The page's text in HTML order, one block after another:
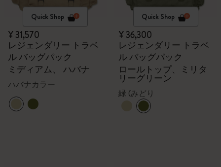
Quick Shop
¥ 31,570
レジェンダリー トラベ
ル バッグパック
ミディアム、 ハバナ
ハバナカラー
Quick Shop
¥ 36,300
レジェンダリー トラベ
ル バッグパック
ロールトップ、ミリタ
リーグリーン
緑 (みどり